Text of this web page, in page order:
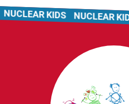
KIDS NUCLEAR KIDS